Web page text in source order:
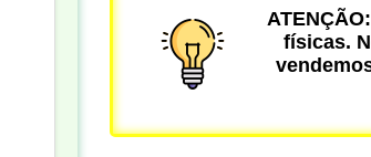
físicas.